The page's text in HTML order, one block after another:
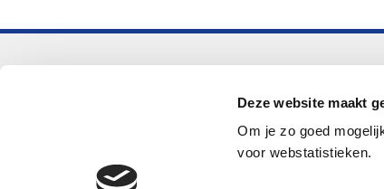
Deze website maakt
Om je zo goed
voor webstatistieken.